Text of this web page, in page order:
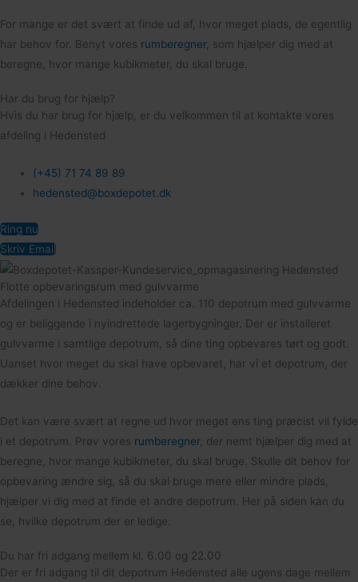
For mange er det svært at finde ud af, hvor meget plads, de egentlig
har behov for. Benyt vores rumberegner, som hjælper dig med at
beregne, hvor mange kubikmeter, du skal bruge.
Har du brug for hjælp?
Hvis du har brug for hjælp, er du velkommen til at kontakte vores
afdeling i Hedensted
(+45) 71 74 89 89
hedensted@boxdepotet.dk
Ring nu
Skriv Email
Flotte opbevaringsrum med gulvvarme
Afdelingen i Hedensted indeholder ca. 110 depotrum med gulvvarme
og er beliggende i nyindrettede lagerbygninger. Der er installeret
gulvvarme i samtlige depotrum, så dine ting opbevares tørt og godt.
Uanset hvor meget du skal have opbevaret, har vi et depotrum, der
dækker dine behov.
Det kan være svært at regne ud hvor meget ens ting præcist vil fylde
i et depotrum. Prøv vores rumberegner, der nemt hjælper dig med at
beregne, hvor mange kubikmeter, du skal bruge. Skulle dit behov for
opbevaring ændre sig, så du skal bruge mere eller mindre plads,
hjælper vi dig med at finde et andre depotrum. Her på siden kan du
se, hvilke depotrum der er ledige.
Du har fri adgang mellem kl. 6.00 og 22.00
Der er fri adgang til dit depotrum Hedensted alle ugens dage mellem